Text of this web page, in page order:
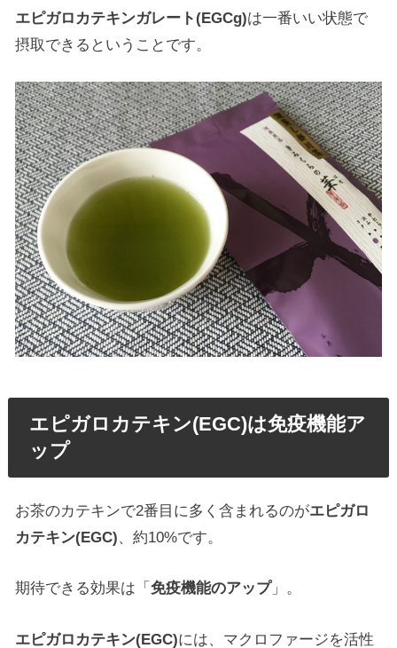
エピガロカテキンガレート(EGCg)は一番いい状態で
摂取できるということです。
エピガロカテキン(EGC)は免疫機能ア
ップ
お茶のカテキンで2番目に多く含まれるのがエピガロ
カテキン(EGC)、約10%です。
期待できる効果は「免疫機能のアップ」。
エピガロカテキン(EGC)には、マクロファージを活性